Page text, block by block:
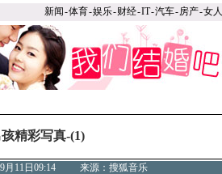
新闻-体育-娱乐-财经-IT-汽车-房产-女人
精彩写真-(1)
月11日09:14 来源：搜狐音乐